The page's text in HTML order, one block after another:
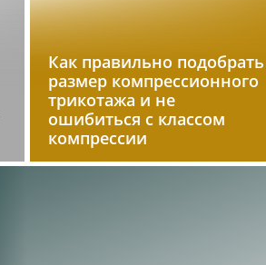
Как правильно подобрать
размер компрессионного
трикотажа и не
ошибиться с классом
компрессии